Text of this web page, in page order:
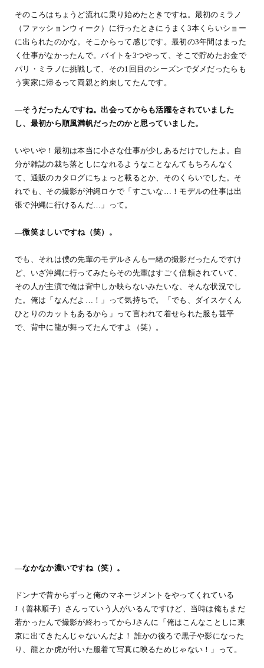
そのころはちょうど流れに乗り始めたときですね。最初のミラノ
（ファッションウィーク）に行ったときにうまく3本くらいショー
に出られたのかな。そこからって感じです。最初の3年間はまった
く仕事がなかったんで。バイトを3つやって、そこで貯めたお金で
パリ・ミラノに挑戦して、その1回目のシーズンでダメだったらも
う実家に帰るって両親と約束してたんです。
―そうだったんですね。出会ってからも活躍をされていました
し、最初から順風満帆だったのかと思っていました。
いやいや！最初は本当に小さな仕事が少しあるだけでしたよ。自
分が雑誌の裁ち落としになれるようなことなんてもちろんなく
て、通販のカタログにちょっと載るとか、そのくらいでした。そ
れでも、その撮影が沖縄ロケで「すごいな…！モデルの仕事は出
張で沖縄に行けるんだ…」って。
―微笑ましいですね（笑）。
でも、それは僕の先輩のモデルさんも一緒の撮影だったんですけ
ど、いざ沖縄に行ってみたらその先輩はすごく信頼されていて、
その人が主演で俺は背中しか映らないみたいな、そんな状況でし
た。俺は「なんだよ…！」って気持ちで。「でも、ダイスケくん
ひとりのカットもあるから」って言われて着せられた服も甚平
で、背中に龍が舞ってたんですよ（笑）。
―なかなか濃いですね（笑）。
ドンナで昔からずっと俺のマネージメントをやってくれている
J（善林順子）さんっていう人がいるんですけど、当時は俺もまだ
若かったんで撮影が終わってからJさんに「俺はこんなことしに東
京に出てきたんじゃないんだよ！ 誰かの後ろで黒子や影になった
り、龍とか虎が付いた服着て写真に映るためじゃない！」って。